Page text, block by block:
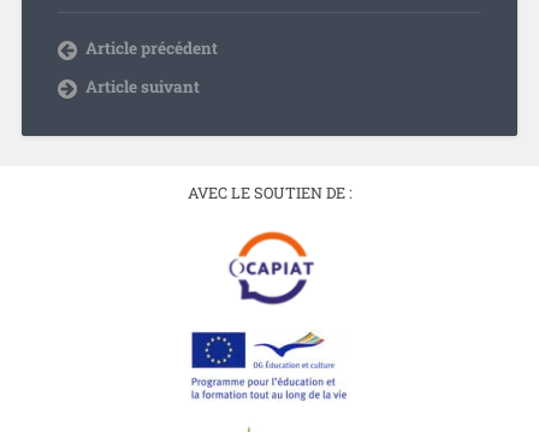
Article précédent
Article suivant
AVEC LE SOUTIEN DE :